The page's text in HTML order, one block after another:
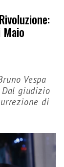
Vespa
giudizio
di